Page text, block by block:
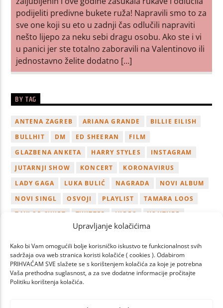
Upravljanje kolačićima
Kako bi Vam omogućili bolje korisničko iskustvo te funkcionalnost svih
sadržaja ova web stranica koristi kolačiće ( cookies ). Odabirom
PRIHVAĆAM SVE slažete se s korištenjem kolačića za koje je potrebna
Vaša prethodna suglasnost, a za sve dodatne informacije pročitajte
Politiku korištenja kolačića.
podijeliti predivne bukete ruža! Napravili smo to za
sve one koji su eto u zadnji čas odlučili napraviti
nešto lijepo za neku sebi dragu osobu. Ako ste i vi
u panici jer ste totalno zaboravili na Valentinovo ili
jednostavno želite dodatno […]
BY TAG
ANTENA ZAGREB ARIANA GRANDE
BILLIE EILISH
BULLHIT
DM ED SHEERAN
FILM
GLAZBENA ANKETA
HARRY STYLES
INSTAGRAM
JUTARNJI SHOW
KONCERT
KORONAVIRUS
LADY GAGA
LUKA BULIĆ NAGRADA
NOVI ALBUM
NOVI SINGL
OSVOJI PLAYLIST
TAMARA LOOS
TAYLOR SWIFT
TWITTER VIDEO
YOUTUBE